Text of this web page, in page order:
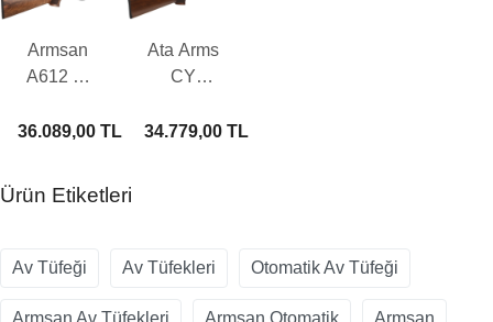
Armsan
A612 W
Av Tüfeği
36.089,00 TL
Ata Arms
CY
Otomatik
34.779,00 TL
Ürün Etiketleri
Av Tüfeği Av Tüfekleri Otomatik Av Tüfeği